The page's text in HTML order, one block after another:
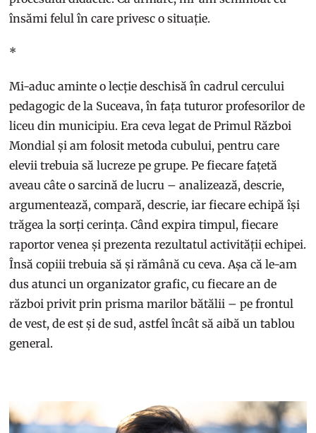
însămi felul în care privesc o situație.
*
Mi-aduc aminte o lecție deschisă în cadrul cercului
pedagogic de la Suceava, în fața tuturor profesorilor de
liceu din municipiu. Era ceva legat de Primul Război
Mondial și am folosit metoda cubului, pentru care
elevii trebuia să lucreze pe grupe. Pe fiecare fațetă
aveau câte o sarcină de lucru – analizează, descrie,
argumentează, compară, descrie, iar fiecare echipă își
trăgea la sorți cerința. Când expira timpul, fiecare
raportor venea și prezenta rezultatul activității echipei.
Însă copiii trebuia să și rămână cu ceva. Așa că le-am
dus atunci un organizator grafic, cu fiecare an de
război privit prin prisma marilor bătălii – pe frontul
de vest, de est și de sud, astfel încât să aibă un tablou
general.